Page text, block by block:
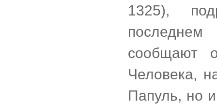
1325),
сообщают
Человека,
Папуль, но